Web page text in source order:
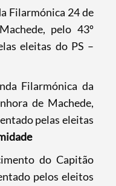
Filarmónica 24 de
pelo 43º
eleitas do PS –
Filarmónica da
de Machede,
pelas eleitas
do Capitão
pelos eleitos